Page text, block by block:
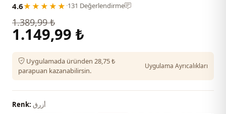
4.6★★★★★ ·131 Değerlendirme
1.389,99 ₺
1.149,99 ₺
Uygulamada üründen 28,75 ₺
parapuan kazanabilirsin.
Uygulama Ayrıcalıkları
Renk: أزرق